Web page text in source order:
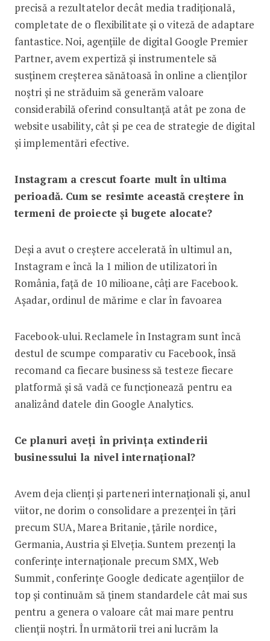
precisă a rezultatelor decât media tradițională,
completate de o flexibilitate și o viteză de adaptare
fantastice. Noi, agențiile de digital Google Premier
Partner, avem expertiză și instrumentele să
susținem creșterea sănătoasă în online a clienților
noștri și ne străduim să generăm valoare
considerabilă oferind consultanță atât pe zona de
website usability, cât și pe cea de strategie de digital
și implementări efective.
Instagram a crescut foarte mult în ultima
perioadă. Cum se resimte această creștere în
termeni de proiecte și bugete alocate?
Deși a avut o creștere accelerată în ultimul an,
Instagram e încă la 1 milion de utilizatori în
România, față de 10 milioane, câți are Facebook.
Așadar, ordinul de mărime e clar în favoarea
Facebook-ului. Reclamele în Instagram sunt încă
destul de scumpe comparativ cu Facebook, însă
recomand ca fiecare business să testeze fiecare
platformă și să vadă ce funcționează pentru ea
analizând datele din Google Analytics.
Ce planuri aveți în privința extinderii
businessului la nivel internațional?
Avem deja clienți și parteneri internaționali și, anul
viitor, ne dorim o consolidare a prezenței în țări
precum SUA, Marea Britanie, țările nordice,
Germania, Austria și Elveția. Suntem prezenți la
conferințe internaționale precum SMX, Web
Summit, conferințe Google dedicate agențiilor de
top și continuăm să ținem standardele cât mai sus
pentru a genera o valoare cât mai mare pentru
clienții noștri. În următorii trei ani lucrăm la